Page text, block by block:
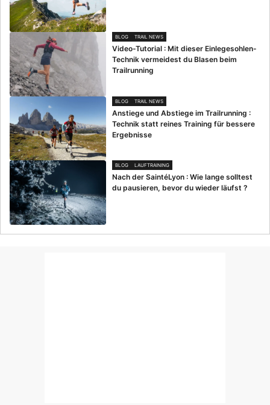
BLOG TRAIL NEWS
Video-Tutorial : Mit dieser Einlegesohlen-
Technik vermeidest du Blasen beim
Trailrunning
BLOG TRAIL NEWS
Anstiege und Abstiege im Trailrunning :
Technik statt reines Training für bessere
Ergebnisse
BLOG LAUFTRAINING
Nach der SaintéLyon : Wie lange solltest
du pausieren, bevor du wieder läufst ?